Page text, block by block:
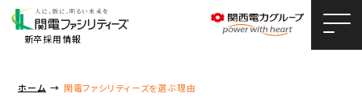
新卒採用情報
ホーム 関電ファシリティーズを選ぶ理由